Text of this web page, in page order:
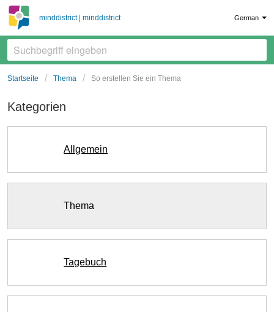
minddistrict | minddistrict German
Startseite Thema So erstellen Sie ein Thema
Kategorien
Allgemein
Thema
Tagebuch